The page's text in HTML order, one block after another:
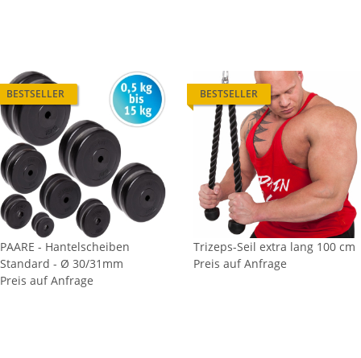
BESTSELLER
PAARE - Hantelscheiben
Standard - Ø 30/31mm
Preis auf Anfrage
BESTSELLER
Trizeps-Seil extra lang 100 cm
Preis auf Anfrage